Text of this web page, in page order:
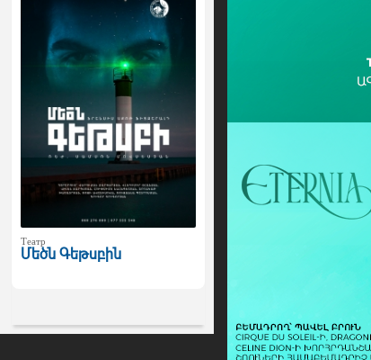
Театр
Մեծն Գեթսբին